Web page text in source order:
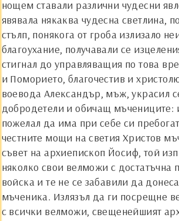
нощем ставали различни чудесни
явявала някаква чудесна светлина,
стълп, понякога от гроба излизало
благоухание, получавали се
стигнал до управляващия по това
и Поморието, благочестив и
воевода Александър, мъж, украсил
добродетели и обичащ мъчениците:
пожелал да има при себе си
честните мощи на светия Христов
съвет на архиепископ Йосиф, той
няколко свои велможи с достатъчна
войска и те не се забавили да
мъченика. Излязъл да ги посрещне
с всички велможи, свещенейшият